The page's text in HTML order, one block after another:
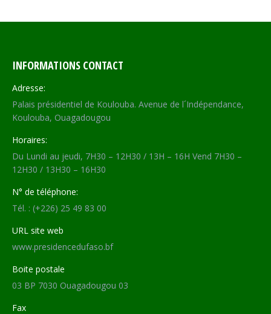
INFORMATIONS CONTACT
Adresse:
Palais présidentiel de Koulouba. Avenue de l´Indépendance,
Koulouba, Ouagadougou
Horaires:
Du Lundi au jeudi, 7H30 – 12H30 / 13H – 16H Vend 7H30 –
12H30 / 13H30 – 16H30
N° de téléphone:
Tél. : (+226) 25 49 83 00
URL site web
www.presidencedufaso.bf
Boite postale
03 BP 7030 Ouagadougou 03
Fax